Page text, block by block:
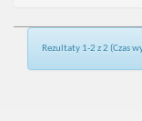
Rezultaty 1-2 z 2 (Czas